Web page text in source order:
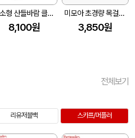
초소형 산들바람 클립형 선풍기 N616
8,100원
미모아 초경량 목걸이 미니 선풍기 FHM16
3,850원
전체보기
리유저블백 스카프/머플러